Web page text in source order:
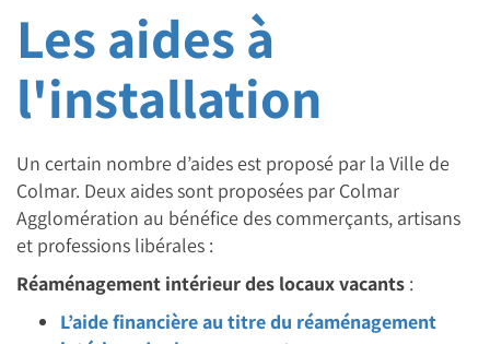
Les aides à
l'installation
Un certain nombre d’aides est proposé par la Ville de
Colmar. Deux aides sont proposées par Colmar
Agglomération au bénéfice des commerçants, artisans
et professions libérales :
Réaménagement intérieur des locaux vacants :
L’aide financière au titre du réaménagement